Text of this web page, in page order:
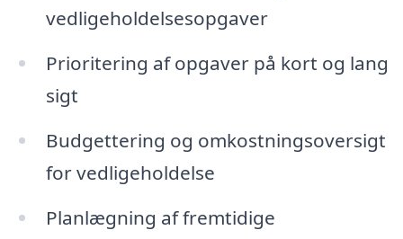
vedligeholdelsesopgaver
Prioritering af opgaver på kort og lang
sigt
Budgettering og omkostningsoversigt
for vedligeholdelse
Planlægning af fremtidige